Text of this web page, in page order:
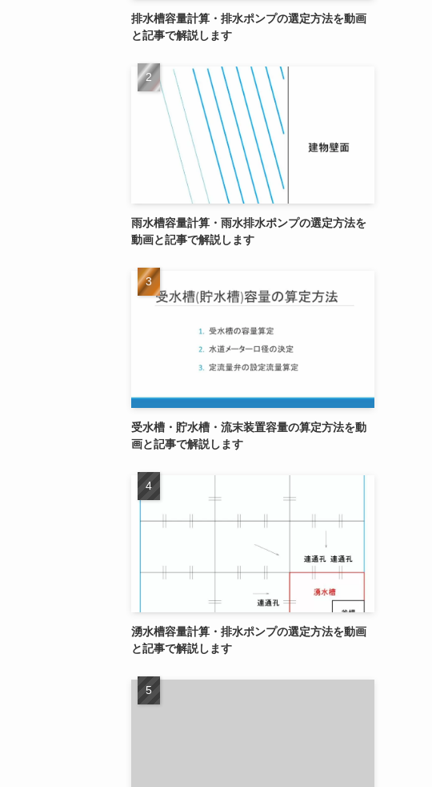
排水槽容量計算・排水ポンプの選定方法を動画
と記事で解説します
雨水槽容量計算・雨水排水ポンプの選定方法を
動画と記事で解説します
受水槽・貯水槽・流末装置容量の算定方法を動
画と記事で解説します
湧水槽容量計算・排水ポンプの選定方法を動画
と記事で解説します